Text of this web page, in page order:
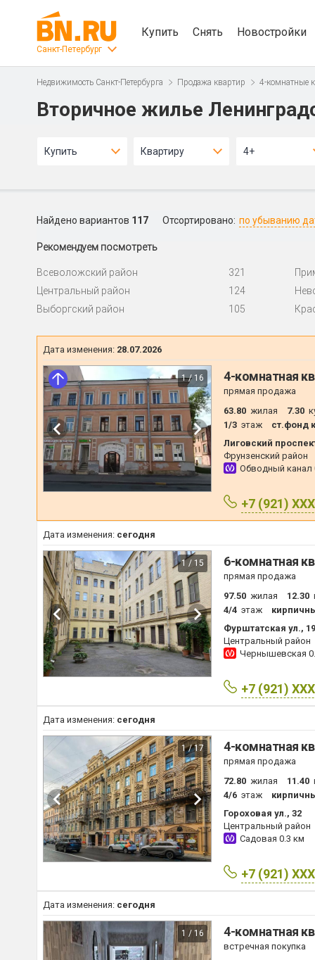
Санкт-Петербург
Купить Снять Новостройки
Недвижимость Санкт-Петербурга Продажа квартир 4-комнатные
Вторичное жилье
Купить Квартиру 4+
Найдено вариантов 117 Отсортировано: по убыванию
Рекомендуем посмотреть
Всеволожский район 321
Центральный район
124
Выборгский район
105
Дата изменения: 28.07.2026
1 / 16 4-комнатная
прямая продажа
63.80 жилая 7.30
1/3 этаж
ст.фонд
Лиговский
Фрунзенский район
Обводный канал
+7 (921)
Дата изменения: сегодня
1 / 15 6-комнатная
прямая продажа
97.50 жилая 12.30
4/4 этаж
Фурштатская ул., 19
Центральный район
Чернышевская
+7 (921)
Дата изменения: сегодня
1 / 17 4-комнатная
прямая продажа
72.80 жилая 11.40
4/6 этаж
Гороховая ул., 32
Центральный район
Садовая 0.3 км
+7 (921)
Дата изменения: сегодня
1 / 16 4-комнатная
встречная покупка